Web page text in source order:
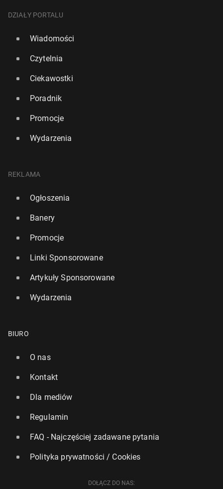
DZIAŁY PORTALU
Wiadomości
Czytelnia
Ciekawostki
Poradnik
Promocje
Wydarzenia
REKLAMA
Ogłoszenia
Banery
Promocje
Linki Sponsorowane
Artykuły Sponsorowane
Wydarzenia
BIURO
O nas
Kontakt
Dla mediów
Regulamin
FAQ - Najczęściej zadawane pytania
Polityka prywatności / Cookies
DOŁĄCZ DO NAS: